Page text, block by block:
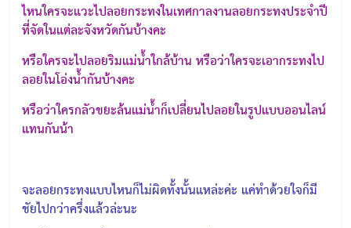
ไหนใครจะแวะไปลอยกระทงในเทศกาลงานลอยกระทงประจำปี
ที่จัดในแต่ละจังหวัดกันบ้างคะ
หรือใครจะไปลอยริมแม่น้ำใกล้บ้าน หรือว่าใครจะเอากระทงไป
ลอยในโอ่งน้ำกันบ้างคะ
หรือว่าใครกลัวขยะล้นแม่น้ำก็เปลี่ยนไปลอยในรูปแบบออนไลน์
แทนกันน้า
จะลอยกระทงแบบไหนก็ไม่ผิดทั้งนั้นแหล่ะค่ะ แค่ทำด้วยใจก็มี
ชัยไปกว่าครึ่งแล้วล่ะนะ